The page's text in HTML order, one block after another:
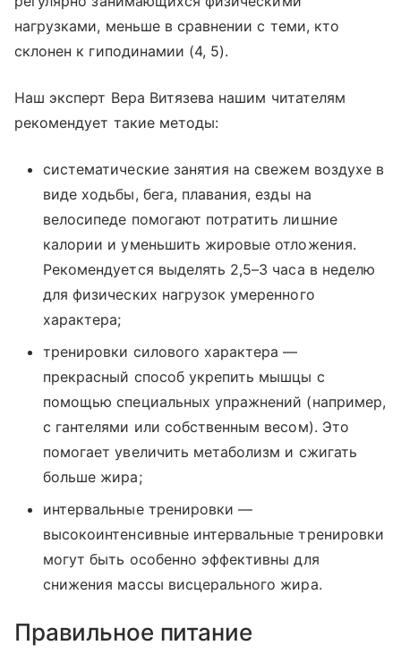
нагрузками, меньше в сравнении с теми, кто
склонен к гиподинамии (4, 5).
Наш эксперт Вера Витязева нашим читателям
рекомендует такие методы:
систематические занятия на свежем воздухе в
виде ходьбы, бега, плавания, езды на
велосипеде помогают потратить лишние
калории и уменьшить жировые отложения.
Рекомендуется выделять 2,5–3 часа в неделю
для физических нагрузок умеренного
характера;
тренировки силового характера —
прекрасный способ укрепить мышцы с
помощью специальных упражнений (например,
с гантелями или собственным весом). Это
помогает увеличить метаболизм и сжигать
больше жира;
интервальные тренировки —
высокоинтенсивные интервальные тренировки
могут быть особенно эффективны для
снижения массы висцерального жира.
Правильное питание